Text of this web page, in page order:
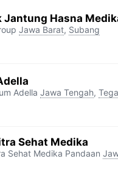
Hasna
Jawa Barat, Subang
Adella Jawa Tengah,
Sehat Medika
Sehat Medika Pandaan